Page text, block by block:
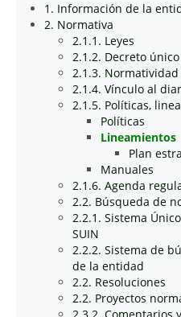
1. Información de la
2. Normativa
2.1.1. Leyes
2.1.2. Decreto
2.1.3.
2.1.4. Vínculo al
2.1.5. Políticas,
Políticas
Lineamientos
Plan
Manuales
2.1.6. Agenda
2.2. Búsqueda de
2.2.1. Sistema
SUIN
2.2.2. Sistema de
de la entidad
2.2. Resoluciones
2.2. Proyectos